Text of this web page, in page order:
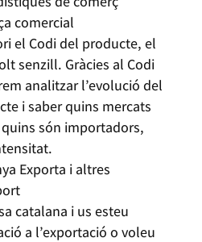
comercial
el Codi del producte, el
senzill. Gràcies al Codi
analitzar l’evolució del
i saber quins mercats
són importadors,
Exporta i altres
catalana i us esteu
a l’exportació o voleu